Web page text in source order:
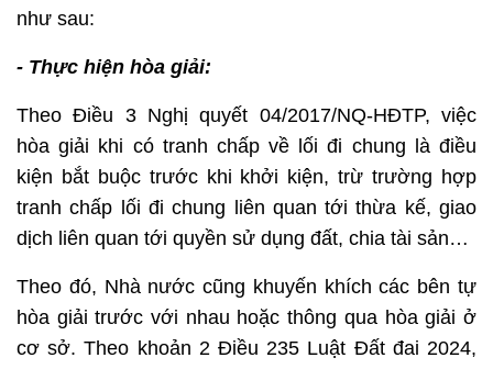
như sau:
- Thực hiện hòa giải:
Theo Điều 3 Nghị quyết 04/2017/NQ-HĐTP, việc
hòa giải khi có tranh chấp về lối đi chung là điều
kiện bắt buộc trước khi khởi kiện, trừ trường hợp
tranh chấp lối đi chung liên quan tới thừa kế, giao
dịch liên quan tới quyền sử dụng đất, chia tài sản…
Theo đó, Nhà nước cũng khuyến khích các bên tự
hòa giải trước với nhau hoặc thông qua hòa giải ở
cơ sở. Theo khoản 2 Điều 235 Luật Đất đai 2024,